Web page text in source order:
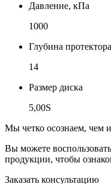
Давление, кПа
1000
Глубина
14
Размер диска
5,00S
Мы четко осознаем, чем
Вы можете
продукции, чтобы
Заказать консультацию